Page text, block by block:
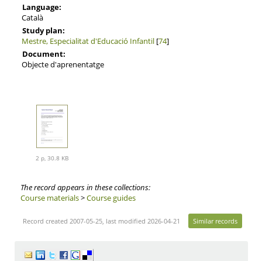
Language:
Català
Study plan:
Mestre, Especialitat d'Educació Infantil[74]
Document:
Objecte d'aprenentatge
2 p, 30.8 KB
The record appears in these collections:
Course materials>Course guides
Record created 2007-05-25, last modified 2026-04-21 Similar records